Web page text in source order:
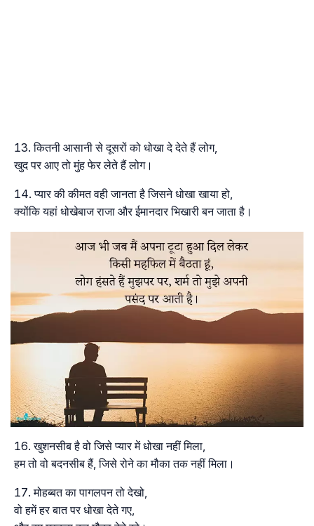
कितनी आसानी से दूसरों को धोखा दे देते हैं लोग,
खुद पर आए तो मुंह फेर लेते हैं लोग।
प्यार की कीमत वही जानता है जिसने धोखा खाया हो,
क्योंकि यहां धोखेबाज राजा और ईमानदार भिखारी बन जाता है।
खुशनसीब है वो जिसे प्यार में धोखा नहीं मिला,
हम तो वो बदनसीब हैं, जिसे रोने का मौका तक नहीं मिला।
मोहब्बत का पागलपन तो देखो,
वो हमें हर बात पर धोखा देते गए,